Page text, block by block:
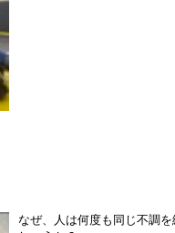
なぜ、人は何度も同じ不調